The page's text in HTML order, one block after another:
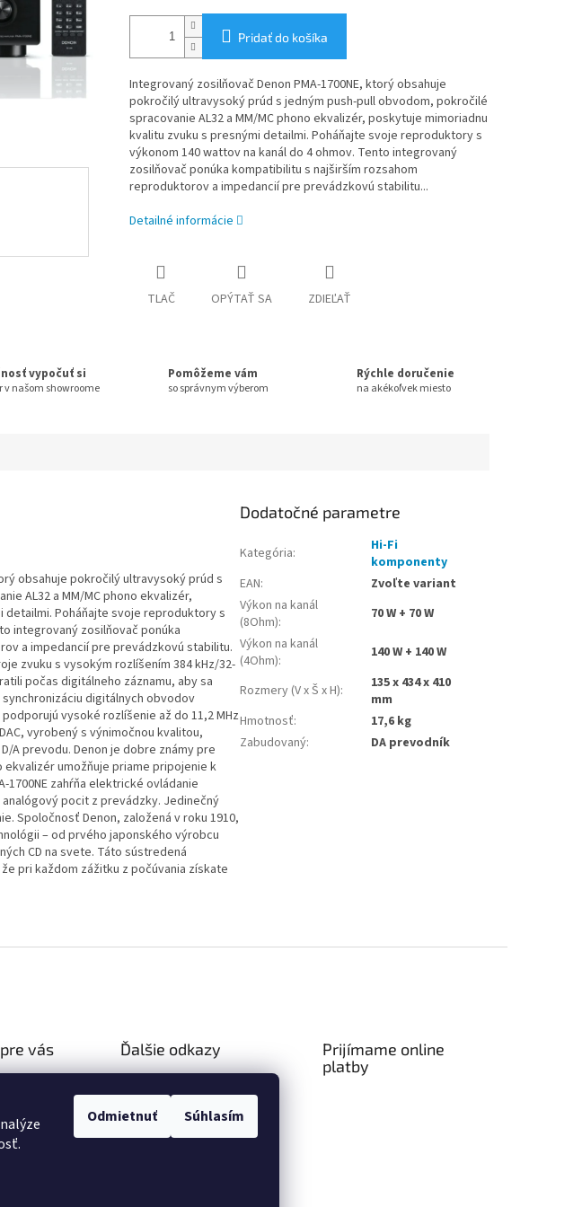
Odmietnuť Súhlasím
Pridať do košíka
Integrovaný zosilňovač Denon PMA-1700NE, ktorý obsahuje
pokročilý ultravysoký prúd s jedným push-pull obvodom, pokročilé
spracovanie AL32 a MM/MC phono ekvalizér, poskytuje mimoriadnu
kvalitu zvuku s presnými detailmi. Poháňajte svoje reproduktory s
výkonom 140 wattov na kanál do 4 ohmov. Tento integrovaný
zosilňovač ponúka kompatibilitu s najširším rozsahom
reproduktorov a impedancií pre prevádzkovú stabilitu...
Detailné informácie
TLAČ OPÝTAŤ SA ZDIEĽAŤ
vypočuť si
v našom showroome
Pomôžeme vám
so správnym výberom
Rýchle doručenie
na akékoľvek miesto
obsahuje pokročilý ultravysoký prúd s
AL32 a MM/MC phono ekvalizér,
Poháňajte svoje reproduktory s
integrovaný zosilňovač ponúka
a impedancií pre prevádzkovú stabilitu.
zvuku s vysokým rozlíšením 384 kHz/32-
počas digitálneho záznamu, aby sa
digitálnych obvodov
vysoké rozlíšenie až do 11,2 MHz
vyrobený s výnimočnou kvalitou,
A prevodu. Denon je dobre známy pre
umožňuje priame pripojenie k
1700NE zahŕňa elektrické ovládanie
pocit z prevádzky. Jedinečný
Spoločnosť Denon, založená v roku 1910,
– od prvého japonského výrobcu
CD na svete. Táto sústredená
pri každom zážitku z počúvania získate
Dodatočné parametre
Kategória:
Hi-Fi
komponenty
EAN:
Zvoľte variant
Výkon na kanál
(8Ohm):
70 W + 70 W
Výkon na kanál
(4Ohm): 140 W + 140 W
Rozmery (V x Š x H):
135 x 434 x 410
mm
Hmotnosť:
17,6 kg
Zabudovaný: DA prevodník
vás
osobných
Ďalšie odkazy
Doprava a platba
Prijímame online
platby